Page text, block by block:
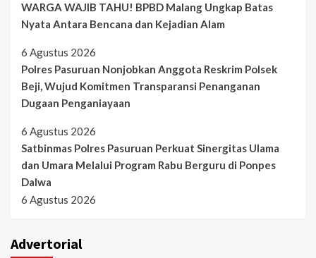
WARGA WAJIB TAHU! BPBD Malang Ungkap Batas
Nyata Antara Bencana dan Kejadian Alam
6 Agustus 2026
Polres Pasuruan Nonjobkan Anggota Reskrim Polsek
Beji, Wujud Komitmen Transparansi Penanganan
Dugaan Penganiayaan
6 Agustus 2026
Satbinmas Polres Pasuruan Perkuat Sinergitas Ulama
dan Umara Melalui Program Rabu Berguru di Ponpes
Dalwa
6 Agustus 2026
Advertorial